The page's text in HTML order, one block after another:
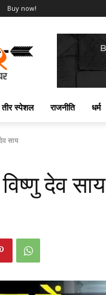
Buy now!
स्पेशल राजनीति धर्म
साय
देव साय